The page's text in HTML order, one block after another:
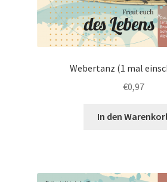
Webertanz (1 mal
€0,97
In den